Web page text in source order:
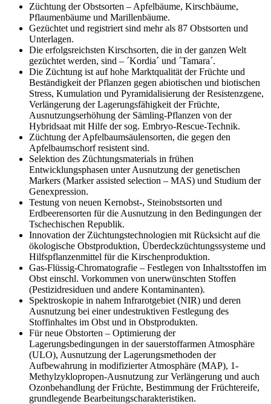
Züchtung der Obstsorten – Apfelbäume, Kirschbäume,
Pflaumenbäume und Marillenbäume.
Gezüchtet und registriert sind mehr als 87 Obstsorten und
Unterlagen.
Die erfolgsreichsten Kirschsorten, die in der ganzen Welt
gezüchtet werden, sind – ´Kordia´ und ´Tamara´.
Die Züchtung ist auf hohe Marktqualität der Früchte und
Beständigkeit der Pflanzen gegen abiotischen und biotischen
Stress, Kumulation und Pyramidalisierung der Resistenzgene,
Verlängerung der Lagerungsfähigkeit der Früchte,
Ausnutzungserhöhung der Sämling-Pflanzen von der
Hybridsaat mit Hilfe der sog. Embryo-Rescue-Technik.
Züchtung der Apfelbaumsäulensorten, die gegen den
Apfelbaumschorf resistent sind.
Selektion des Züchtungsmaterials in frühen
Entwicklungsphasen unter Ausnutzung der genetischen
Markers (Marker assisted selection – MAS) und Studium der
Genexpression.
Testung von neuen Kernobst-, Steinobstsorten und
Erdbeerensorten für die Ausnutzung in den Bedingungen der
Tschechischen Republik.
Innovation der Züchtungstechnologien mit Rücksicht auf die
ökologische Obstproduktion, Überdeckzüchtungssysteme und
Hilfspflanzenmittel für die Kirschenproduktion.
Gas-Flüssig-Chromatografie – Festlegen von Inhaltsstoffen im
Obst einschl. Vorkommen von unerwünschten Stoffen
(Pestizidresiduen und andere Kontaminanten).
Spektroskopie in nahem Infrarotgebiet (NIR) und deren
Ausnutzung bei einer undestruktiven Festlegung des
Stoffinhaltes im Obst und in Obstprodukten.
Für neue Obstorten – Optimierung der
Lagerungsbedingungen in der sauerstoffarmen Atmosphäre
(ULO), Ausnutzung der Lagerungsmethoden der
Aufbewahrung in modifizierter Atmosphäre (MAP), 1-
Methylzyklopropen-Ausnutzung zur Verlängerung und auch
Ozonbehandlung der Früchte, Bestimmung der Früchtereife,
grundlegende Bearbeitungscharakteristiken.